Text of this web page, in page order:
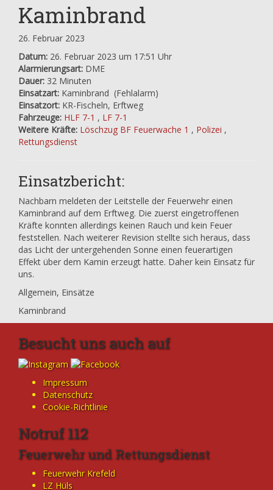
Kaminbrand
26. Februar 2023
Datum: 26. Februar 2023 um 17:51 Uhr
Alarmierungsart: DME
Dauer: 32 Minuten
Einsatzart: Kaminbrand (Fehlalarm)
Einsatzort: KR-Fischeln, Erftweg
Fahrzeuge: HLF 7-1 , LF 7-1
Weitere Kräfte: Löschzug BF Feuerwache 1 , Polizei ,
Rettungsdienst
Einsatzbericht:
Nachbarn meldeten der Leitstelle der Feuerwehr einen
Kaminbrand auf dem Erftweg. Die zuerst eingetroffenen
Kräfte konnten allerdings keinen Rauch und kein Feuer
feststellen. Nach weiterer Revision stellte sich heraus, dass
das Licht der untergehenden Sonne einen feuerartigen
Effekt über dem Kamin erzeugt hatte. Daher kein Einsatz für
uns.
Allgemein, Einsätze
Kaminbrand
Besucht uns auch auf
Impressum
Datenschutz
Cookie-Richtlinie
Notruf 112
Feuerwehr und Rettungsdienst
Feuerwehr Krefeld
LZ Hüls